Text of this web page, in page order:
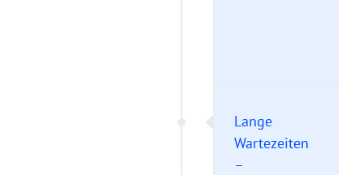
Lange
Wartezeiten
–